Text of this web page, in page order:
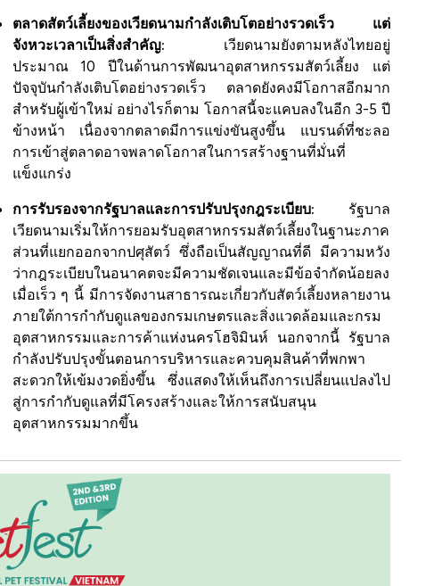
ตลาดสัตว์เลี้ยงของเวียดนามกำลังเติบโตอย่างรวดเร็ว แต่
จังหวะเวลาเป็นสิ่งสำคัญ: เวียดนามยังตามหลังไทยอยู่
ประมาณ 10 ปีในด้านการพัฒนาอุตสาหกรรมสัตว์เลี้ยง แต่
ปัจจุบันกำลังเติบโตอย่างรวดเร็ว ตลาดยังคงมีโอกาสอีกมาก
สำหรับผู้เข้าใหม่ อย่างไรก็ตาม โอกาสนี้จะแคบลงในอีก 3-5 ปี
ข้างหน้า เนื่องจากตลาดมีการแข่งขันสูงขึ้น แบรนด์ที่ชะลอ
การเข้าสู่ตลาดอาจพลาดโอกาสในการสร้างฐานที่มั่นที่
แข็งแกร่ง
การรับรองจากรัฐบาลและการปรับปรุงกฎระเบียบ: รัฐบาล
เวียดนามเริ่มให้การยอมรับอุตสาหกรรมสัตว์เลี้ยงในฐานะภาค
ส่วนที่แยกออกจากปศุสัตว์ ซึ่งถือเป็นสัญญาณที่ดี มีความหวัง
ว่ากฎระเบียบในอนาคตจะมีความชัดเจนและมีข้อจำกัดน้อยลง
เมื่อเร็ว ๆ นี้ มีการจัดงานสาธารณะเกี่ยวกับสัตว์เลี้ยงหลายงาน
ภายใต้การกำกับดูแลของกรมเกษตรและสิ่งแวดล้อมและกรม
อุตสาหกรรมและการค้าแห่งนครโฮจิมินห์ นอกจากนี้ รัฐบาล
กำลังปรับปรุงขั้นตอนการบริหารและควบคุมสินค้าที่พกพา
สะดวกให้เข้มงวดยิ่งขึ้น ซึ่งแสดงให้เห็นถึงการเปลี่ยนแปลงไป
สู่การกำกับดูแลที่มีโครงสร้างและให้การสนับสนุน
อุตสาหกรรมมากขึ้น